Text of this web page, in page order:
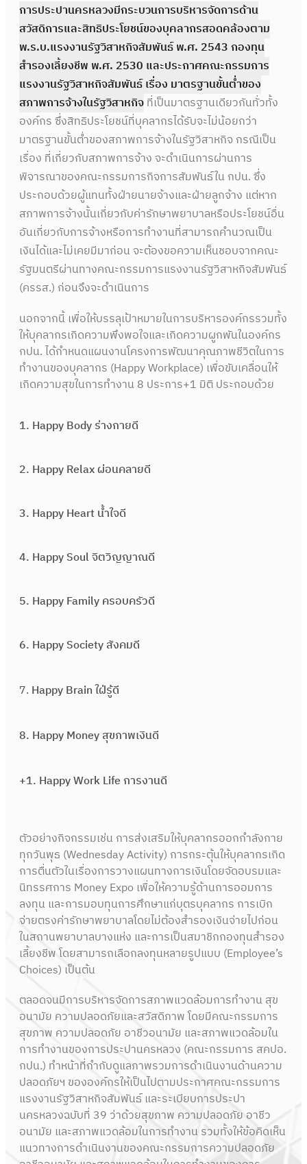
การประปานครหลวงมีกระบวนการบริหารจัดการด้าน
สวัสดิการและสิทธิประโยชน์ของบุคลากรสอดคล้องตาม
พ.ร.บ.แรงงานรัฐวิสาหกิจสัมพันธ์ พ.ศ. 2543 กองทุน
สำรองเลี้ยงชีพ พ.ศ. 2530 และประกาศคณะกรรมการ
แรงงานรัฐวิสาหกิจสัมพันธ์ เรื่อง มาตรฐานขั้นต่ำของ
สภาพการจ้างในรัฐวิสาหกิจที่เป็นมาตรฐานเดียวกันทั่วทั้ง
องค์กร ซึ่งสิทธิประโยชน์ที่บุคลากรได้รับจะไม่น้อยกว่า
มาตรฐานขั้นต่ำของสภาพการจ้างในรัฐวิสาหกิจ กรณีเป็น
เรื่อง ที่เกี่ยวกับสภาพการจ้าง จะดำเนินการผ่านการ
พิจารณาของคณะกรรมการกิจการสัมพันธ์ใน กปน. ซึ่ง
ประกอบด้วยผู้แทนทั้งฝ่ายนายจ้างและฝ่ายลูกจ้าง แต่หาก
สภาพการจ้างนั้นเกี่ยวกับค่ารักษาพยาบาลหรือประโยชน์อื่น
อันเกี่ยวกับการจ้างหรือการทำงานที่สามารถคำนวณเป็น
เงินได้และไม่เคยมีมาก่อน จะต้องขอความเห็นชอบจากคณะ
รัฐมนตรีผ่านทางคณะกรรมการแรงงานรัฐวิสาหกิจสัมพันธ์
(ครรส.) ก่อนจึงจะดำเนินการ
นอกจากนี้ เพื่อให้บรรลุเป้าหมายในการบริหารองค์กรรวมทั้ง
ให้บุคลากรเกิดความพึงพอใจและเกิดความผูกพันในองค์กร
กปน. ได้กำหนดแผนงานโครงการพัฒนาคุณภาพชีวิตในการ
ทำงานของบุคลากร (Happy Workplace) เพื่อขับเคลื่อนให้
เกิดความสุขในการทำงาน 8 ประการ+1 มิติ ประกอบด้วย
1. Happy Body ร่างกายดี
2. Happy Relax ผ่อนคลายดี
3. Happy Heart น้ำใจดี
4. Happy Soul จิตวิญญาณดี
5. Happy Family ครอบครัวดี
6. Happy Society สังคมดี
7. Happy Brain ใฝ่รู้ดี
8. Happy Money สุขภาพเงินดี
+1. Happy Work Life การงานดี
ตัวอย่างกิจกรรมเช่น การส่งเสริมให้บุคลากรออกกำลังกาย
ทุกวันพุธ (Wednesday Activity) การกระตุ้นให้บุคลากรเกิด
การตื่นตัวในเรื่องการวางแผนทางการเงินโดยจัดอบรมและ
นิทรรศการ Money Expo เพื่อให้ความรู้ด้านการออมการ
ลงทุน และการมอบทุนการศึกษาแก่บุตรบุคลากร การเบิก
จ่ายตรงค่ารักษาพยาบาลโดยไม่ต้องสำรองเงินจ่ายไปก่อน
ในสถานพยาบาลบางแห่ง และการเป็นสมาชิกกองทุนสำรอง
เลี้ยงชีพ โดยสามารถเลือกลงทุนหลายรูปแบบ (Employee’s
Choices) เป็นต้น
ตลอดจนมีการบริหารจัดการสภาพแวดล้อมการทำงาน สุข
อนามัย ความปลอดภัยและสวัสดิภาพ โดยมีคณะกรรมการ
สุขภาพ ความปลอดภัย อาชีวอนามัย และสภาพแวดล้อมใน
การทำงานของการประปานครหลวง (คณะกรรมการ สคปอ.
กปน.) ทำหน้าที่กำกับดูแลภาพรวมการดำเนินงานด้านความ
ปลอดภัยฯ ขององค์กรให้เป็นไปตามประกาศคณะกรรมการ
แรงงานรัฐวิสาหกิจสัมพันธ์ และระเบียบการประปา
นครหลวงฉบับที่ 39 ว่าด้วยสุขภาพ ความปลอดภัย อาชีว
อนามัย และสภาพแวดล้อมในการทำงาน รวมทั้งให้ข้อคิดเห็น
แนวทางการดำเนินงานของคณะกรรมการความปลอดภัย